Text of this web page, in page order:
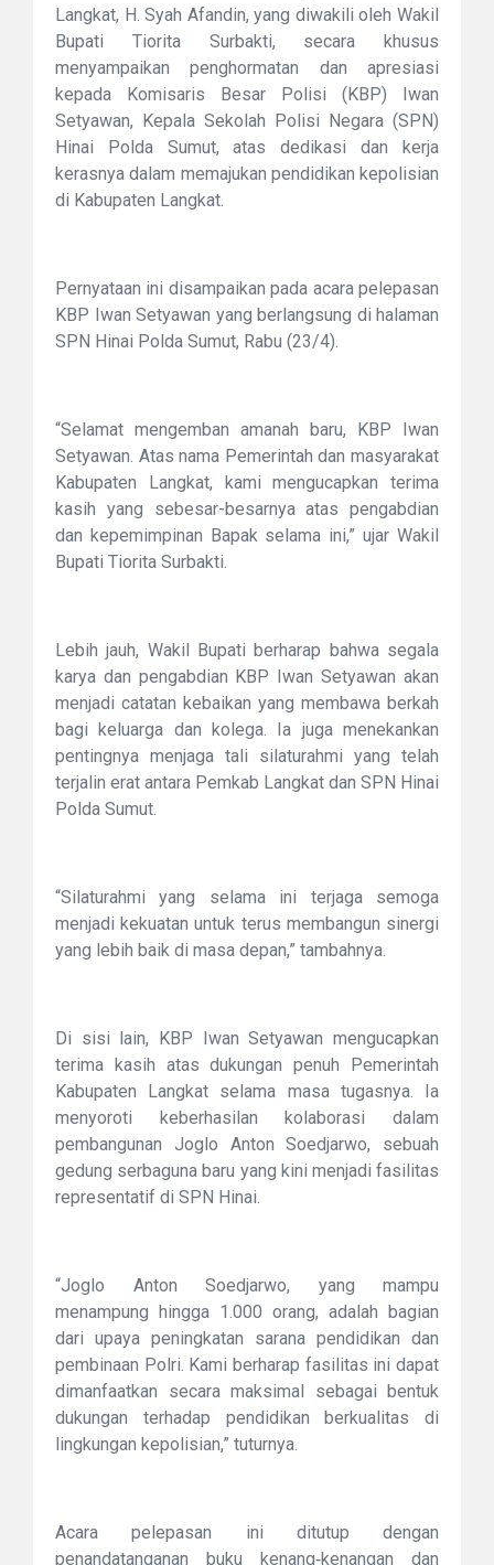
Langkat, H. Syah Afandin, yang diwakili oleh Wakil
Bupati Tiorita Surbakti, secara khusus
menyampaikan penghormatan dan apresiasi
kepada Komisaris Besar Polisi (KBP) Iwan
Setyawan, Kepala Sekolah Polisi Negara (SPN)
Hinai Polda Sumut, atas dedikasi dan kerja
kerasnya dalam memajukan pendidikan kepolisian
di Kabupaten Langkat.
Pernyataan ini disampaikan pada acara pelepasan
KBP Iwan Setyawan yang berlangsung di halaman
SPN Hinai Polda Sumut, Rabu (23/4).
“Selamat mengemban amanah baru, KBP Iwan
Setyawan. Atas nama Pemerintah dan masyarakat
Kabupaten Langkat, kami mengucapkan terima
kasih yang sebesar-besarnya atas pengabdian
dan kepemimpinan Bapak selama ini,” ujar Wakil
Bupati Tiorita Surbakti.
Lebih jauh, Wakil Bupati berharap bahwa segala
karya dan pengabdian KBP Iwan Setyawan akan
menjadi catatan kebaikan yang membawa berkah
bagi keluarga dan kolega. Ia juga menekankan
pentingnya menjaga tali silaturahmi yang telah
terjalin erat antara Pemkab Langkat dan SPN Hinai
Polda Sumut.
“Silaturahmi yang selama ini terjaga semoga
menjadi kekuatan untuk terus membangun sinergi
yang lebih baik di masa depan,” tambahnya.
Di sisi lain, KBP Iwan Setyawan mengucapkan
terima kasih atas dukungan penuh Pemerintah
Kabupaten Langkat selama masa tugasnya. Ia
menyoroti keberhasilan kolaborasi dalam
pembangunan Joglo Anton Soedjarwo, sebuah
gedung serbaguna baru yang kini menjadi fasilitas
representatif di SPN Hinai.
“Joglo Anton Soedjarwo, yang mampu
menampung hingga 1.000 orang, adalah bagian
dari upaya peningkatan sarana pendidikan dan
pembinaan Polri. Kami berharap fasilitas ini dapat
dimanfaatkan secara maksimal sebagai bentuk
dukungan terhadap pendidikan berkualitas di
lingkungan kepolisian,” tuturnya.
Acara pelepasan ini ditutup dengan
penandatanganan buku kenang‑kenangan dan